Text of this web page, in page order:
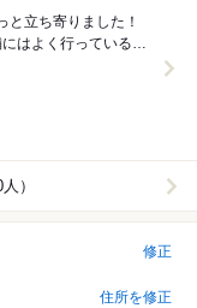
立ち寄りました！
）
修正
住所を修正